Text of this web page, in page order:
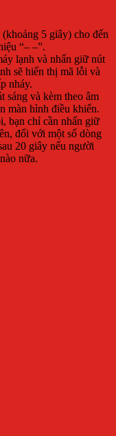
5 giây) cho đến
“– –”.
lạnh và nhấn giữ nút
sẽ hiển thị mã lỗi và
nháy.
sáng và kèm theo âm
màn hình điều khiển.
bạn chỉ cần nhấn giữ
đối với một số dòng
20 giây nếu người
nữa.